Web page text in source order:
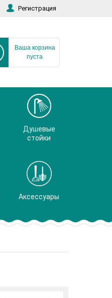
Регистрация
Ваша корзина
пуста
Душевые
стойки
Аксессуары